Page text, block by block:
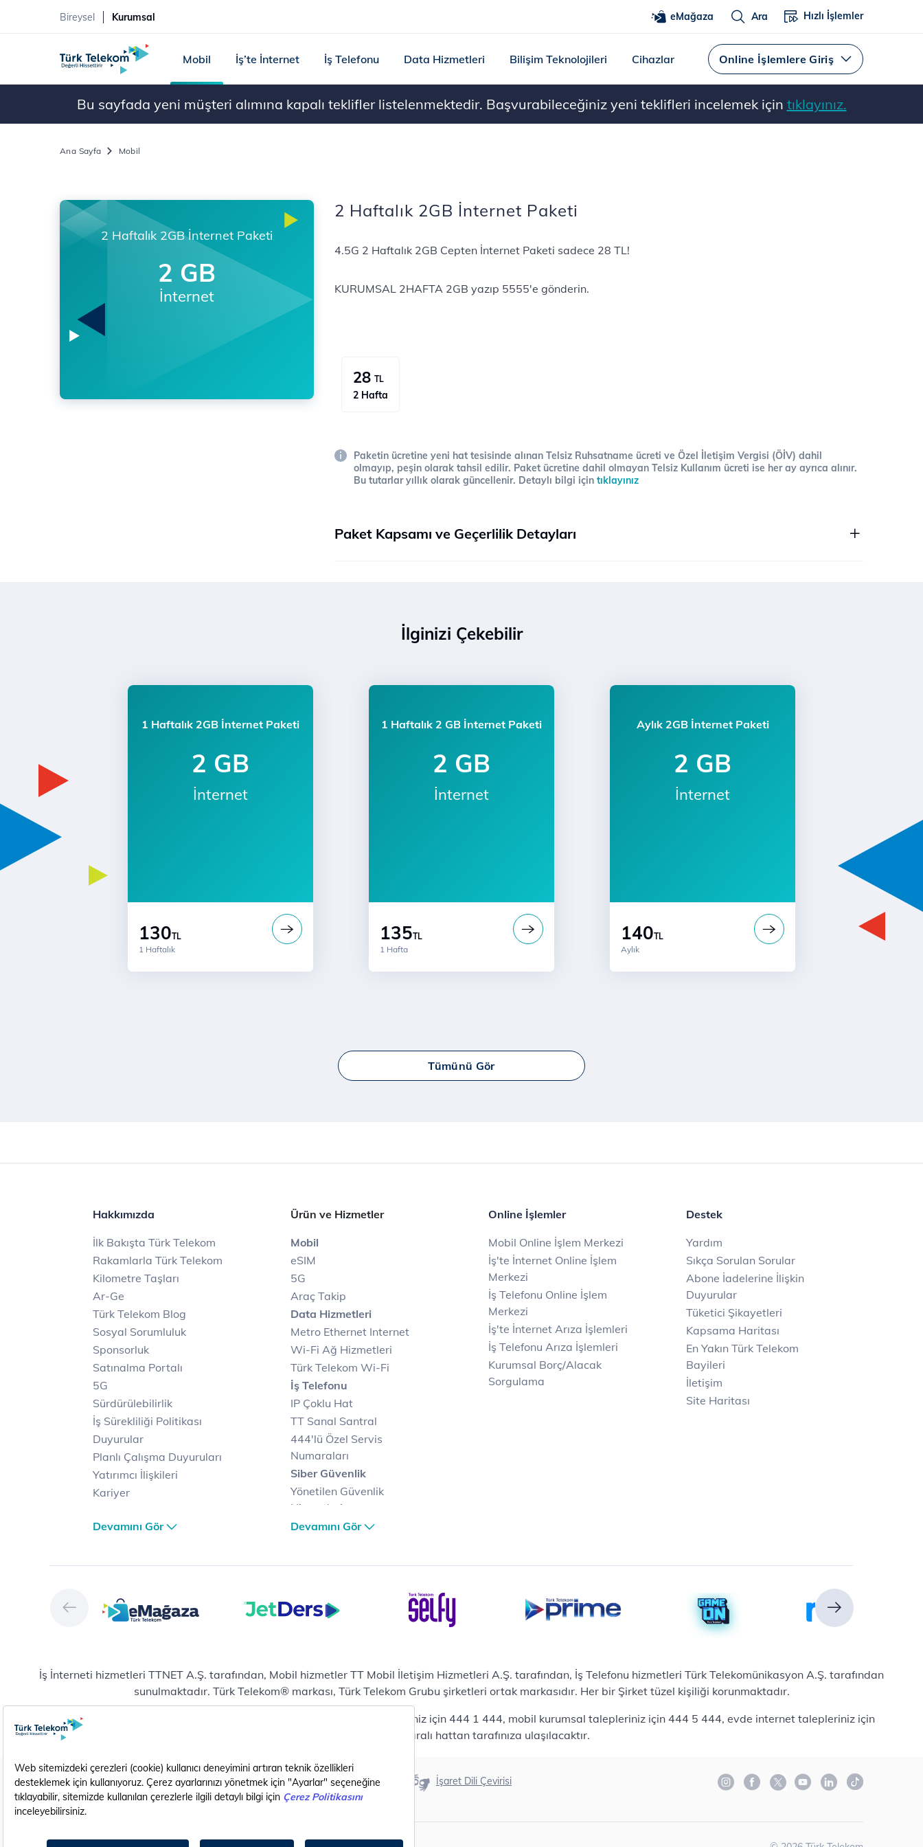
Bireysel Kurumsal eMağaza Ara Hızlı İşlemler
Mobil İş’te İnternet İş Telefonu Data Hizmetleri Bilişim Teknolojileri Cihazlar Online İşlemlere Giriş
Bu sayfada yeni müşteri alımına kapalı teklifler listelenmektedir. Başvurabileceğiniz yeni teklifleri incelemek için tıklayınız.
Ana Sayfa Mobil
2 Haftalık 2GB İnternet Paketi
2 GB
İnternet
2 Haftalık 2GB İnternet Paketi
4.5G 2 Haftalık 2GB Cepten İnternet Paketi sadece 28 TL!
KURUMSAL 2HAFTA 2GB yazıp 5555'e gönderin.
28 TL
2 Hafta
Paketin ücretine yeni hat tesisinde alınan Telsiz Ruhsatname ücreti ve Özel İletişim Vergisi (ÖİV) dahil
olmayıp, peşin olarak tahsil edilir. Paket ücretine dahil olmayan Telsiz Kullanım ücreti ise her ay ayrıca alınır.
Bu tutarlar yıllık olarak güncellenir. Detaylı bilgi için tıklayınız
Paket Kapsamı ve Geçerlilik Detayları
İlginizi Çekebilir
1 Haftalık 2GB İnternet Paketi
2 GB
İnternet
130TL
1 Haftalık
1 Haftalık 2 GB İnternet Paketi
2 GB
İnternet
135TL
1 Hafta
Aylık 2GB İnternet Paketi
2 GB
İnternet
140TL
Aylık
Tümünü Gör
Hakkımızda
İlk Bakışta Türk Telekom
Rakamlarla Türk Telekom
Kilometre Taşları
Ar-Ge
Türk Telekom Blog
Sosyal Sorumluluk
Sponsorluk
Satınalma Portalı
5G
Sürdürülebilirlik
İş Sürekliliği Politikası
Duyurular
Planlı Çalışma Duyuruları
Yatırımcı İlişkileri
Kariyer
Dağıtım
Hizmet Kalitesi Raporları
Vizyon & Değerlerimiz
Devamını Gör
Ürün ve Hizmetler
Mobil
eSIM
5G
Araç Takip
Data Hizmetleri
Metro Ethernet Internet
Wi-Fi Ağ Hizmetleri
Türk Telekom Wi-Fi
İş Telefonu
IP Çoklu Hat
TT Sanal Santral
444'lü Özel Servis
Numaraları
Siber Güvenlik
Yönetilen Güvenlik
Hizmetleri
Siber Güvenlik Merkezi
Sanal Veri Merkezi
E-posta
Bulut Tabanlı Yedekleme
Platform as a Service(PaaS)
Donanım
Yazılım
Dijital Dönüşüm Katalogları
Devamını Gör
Online İşlemler
Mobil Online İşlem Merkezi
İş'te İnternet Online İşlem
Merkezi
İş Telefonu Online İşlem
Merkezi
İş'te İnternet Arıza İşlemleri
İş Telefonu Arıza İşlemleri
Kurumsal Borç/Alacak
Sorgulama
Destek
Yardım
Sıkça Sorulan Sorular
Abone İadelerine İlişkin
Duyurular
Tüketici Şikayetleri
Kapsama Haritası
En Yakın Türk Telekom
Bayileri
İletişim
Site Haritası
İş İnterneti hizmetleri TTNET A.Ş. tarafından, Mobil hizmetler TT Mobil İletişim Hizmetleri A.Ş. tarafından, İş Telefonu hizmetleri Türk Telekomünikasyon A.Ş. tarafından
sunulmaktadır. Türk Telekom® markası, Türk Telekom Grubu şirketleri ortak markasıdır. Her bir Şirket tüzel kişiliği korunmaktadır.
Yeni abonelik ve numara taşıma başvurularında mobil bireysel talepleriniz için 444 1 444, mobil kurumsal talepleriniz için 444 5 444, evde internet talepleriniz için
444 0375 numaralı hattan tarafınıza ulaşılacaktır.
Karanlık Modda Görüntüle EN (Translate) Erişilebilirlik İşaret Dili Çevirisi